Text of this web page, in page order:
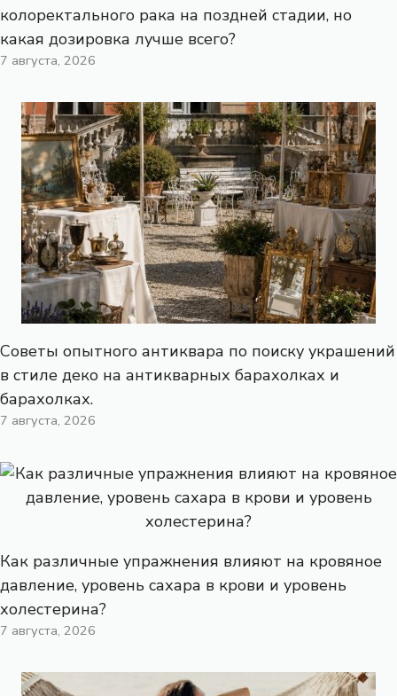
колоректального рака на поздней стадии, но
какая дозировка лучше всего?
7 августа, 2026
Советы опытного антиквара по поиску украшений
в стиле деко на антикварных барахолках и
барахолках.
7 августа, 2026
Как различные упражнения влияют на кровяное
давление, уровень сахара в крови и уровень
холестерина?
7 августа, 2026